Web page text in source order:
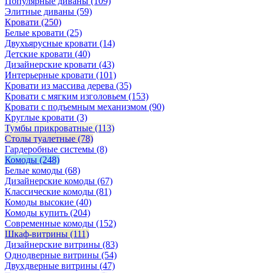
Элитные диваны (59)
Кровати (250)
Белые кровати (25)
Двухъярусные кровати (14)
Детские кровати (40)
Дизайнерские кровати (43)
Интерьерные кровати (101)
Кровати из массива дерева (35)
Кровати с мягким изголовьем (153)
Кровати с подъемным механизмом (90)
Круглые кровати (3)
Тумбы прикроватные (113)
Столы туалетные (78)
Гардеробные системы (8)
Комоды (248)
Белые комоды (68)
Дизайнерские комоды (67)
Классические комоды (81)
Комоды высокие (40)
Комоды купить (204)
Современные комоды (152)
Шкаф-витрины (111)
Дизайнерские витрины (83)
Однодверные витрины (54)
Двухдверные витрины (47)